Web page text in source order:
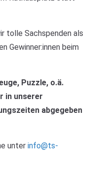
tolle Sachspenden als
Gewinner:innen beim
Puzzle, o.ä.
in unserer
abgegeben
unter info@ts-